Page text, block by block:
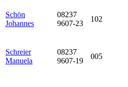
Schön
Johannes
08237
9607-23
102
Schreier
Manuela
08237
9607-19
005